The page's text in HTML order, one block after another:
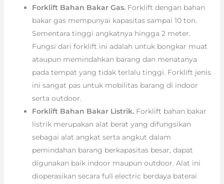
Forklift Bahan Bakar Gas. Forklift dengan bahan
bakar gas mempunyai kapasitas sampai 10 ton.
Sementara tinggi angkatnya hingga 2 meter.
Fungsi dari forklift ini adalah untuk bongkar muat
ataupun memindahkan barang dan menatanya
pada tempat yang tidak terlalu tinggi. Forklift jenis
ini sangat pas untuk mobilitas barang di indoor
serta outdoor.
Forklift Bahan Bakar Listrik. Forklift bahan bakar
listrik merupakan alat berat yang difungsikan
sebagai alat angkat serta angkut dalam
pemindahan barang berkapasitas besar, dapat
digunakan baik indoor maupun outdoor. Alat ini
dioperasikan secara full electric berdaya baterai